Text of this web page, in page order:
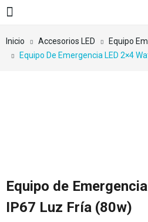
Inicio Accesorios LED
Equipo
Equipo De Emergencia LED 2×4
Equipo de
IP67 Luz Fría (80w)